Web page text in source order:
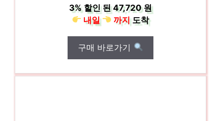
3% 할인 된47,720 원
내일
까지도착
구매 바로가기